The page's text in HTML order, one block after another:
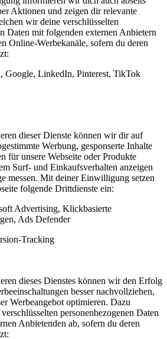
Aktionen und zeigen dir relevante
wir deine verschlüsselten
Daten mit folgenden externen Anbietern
Online-Werbekanäle, sofern du deren
Google, LinkedIn, Pinterest, TikTok
dieser Dienste können wir dir auf
Werbung, gesponserte Inhalte
für unsere Webseite oder Produkte
Surf- und Einkaufsverhalten anzeigen
messen. Mit deiner Einwilligung setzen
folgende Drittdienste ein:
Advertising, Klickbasierte
Ads Defender
Tracking
dieses Dienstes können wir den Erfolg
besser nachvollziehen,
Werbeangebot optimieren. Dazu
personenbezogenen Daten
Anbietenden ab, sofern du deren